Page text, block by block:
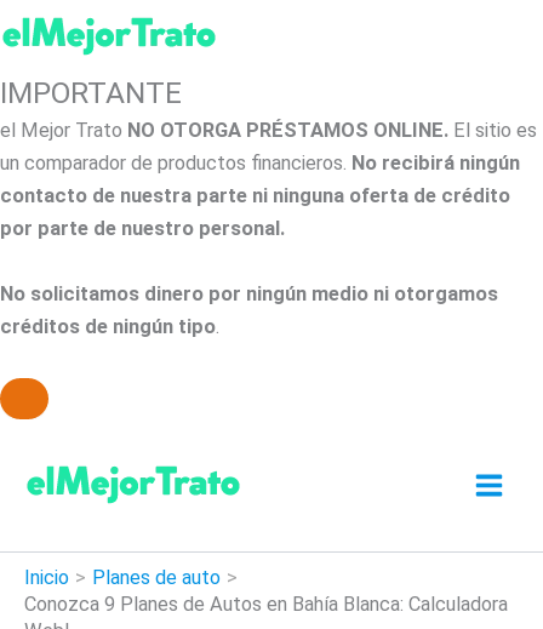
IMPORTANTE
el Mejor Trato NO OTORGA PRÉSTAMOS ONLINE. El sitio es
un comparador de productos financieros. No recibirá ningún
contacto de nuestra parte ni ninguna oferta de crédito
por parte de nuestro personal.
No solicitamos dinero por ningún medio ni otorgamos
créditos de ningún tipo.
contenido
Inicio
Planes de auto
Conozca 9 Planes de Autos en Bahía Blanca: Calculadora